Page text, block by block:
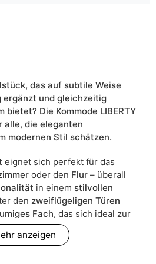
Stehend
5905723970195
und der
Maßabweichungen von +/- 2–3 cm
möglich.
das auf subtile Weise
ergänzt und gleichzeitig
bietet? Die Kommode LIBERTY
alle, die eleganten
modernen Stil schätzen.
eignet sich perfekt für das
oder den Flur – überall
in einem stilvollen
den zweiflügeligen Türen
Fach, das sich ideal zur
,Dokumenten
hilft, im Alltag Ordnung zu
anzeigen